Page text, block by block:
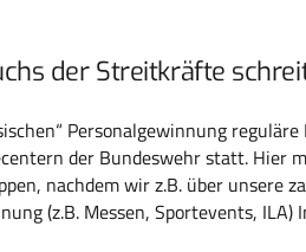
der Streitkräfte
Personalgewinnung
der Bundeswehr statt. Hier
nachdem wir z.B. über unsere
(z.B. Messen, Sportevents, ILA)